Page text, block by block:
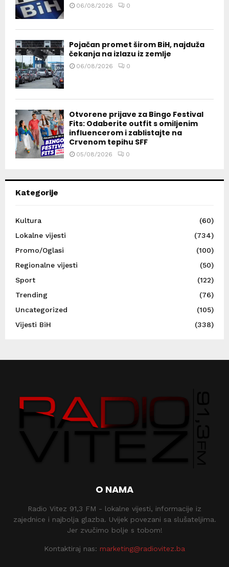
06/08/2026 0
Pojačan promet širom BiH, najduža
čekanja na izlazu iz zemlje
06/08/2026 0
Otvorene prijave za Bingo Festival
Fits: Odaberite outfit s omiljenim
influencerom i zablistajte na
Crvenom tepihu SFF
05/08/2026 0
Kategorije
Kultura
(60)
Lokalne vijesti
(734)
Promo/Oglasi
(100)
Regionalne vijesti
(50)
Sport
(122)
Trending
(76)
Uncategorized
(105)
Vijesti BiH
(338)
O NAMA
Radio Vitez 91,3 FM - lokalne vijesti, informacije iz
zajednice i najbolja glazba. Uvijek povezani sa slušateljima.
Jer zvučimo bolje s tobom!
Kontaktiraj nas: marketing@radiovitez.ba